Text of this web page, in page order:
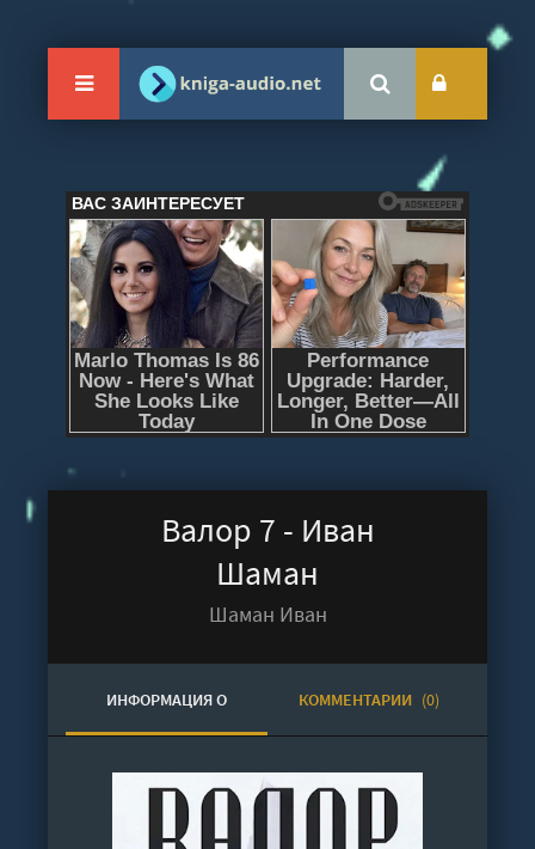
Валор 7 - Иван
Шаман
Шаман Иван
ИНФОРМАЦИЯ О
АУДИОКНИГЕ
КОММЕНТАРИИ (0)